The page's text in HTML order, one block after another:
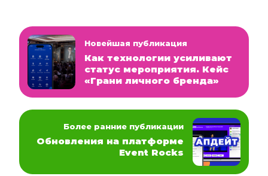
Новейшая публикация
Как технологии усиливают
статус мероприятия. Кейс
«Грани личного бренда»
Более ранние публикации
Обновления на платформе
Event Rocks